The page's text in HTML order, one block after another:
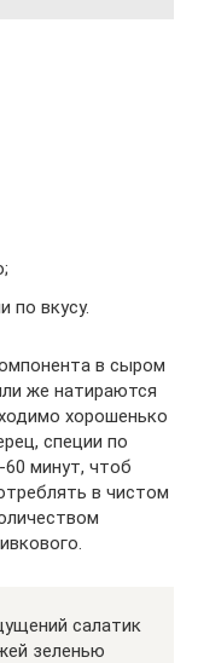
по вкусу.
в сыром
же натираются
хорошенько
специи по
60 минут, чтоб
в чистом
салатик
зеленью